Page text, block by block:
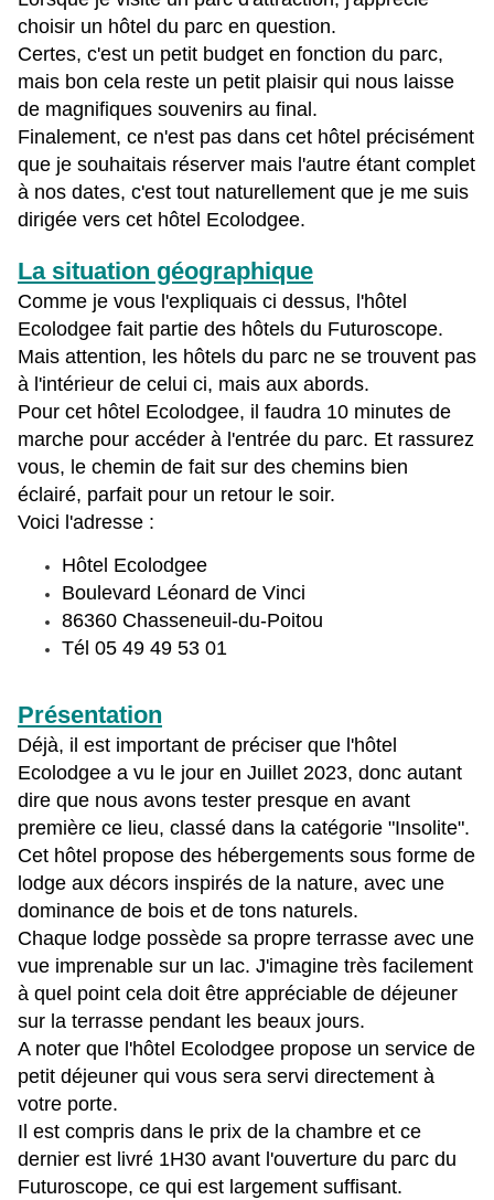
choisir un hôtel du parc en question.
Certes, c'est un petit budget en fonction du parc,
mais bon cela reste un petit plaisir qui nous laisse
de magnifiques souvenirs au final.
Finalement, ce n'est pas dans cet hôtel précisément
que je souhaitais réserver mais l'autre étant complet
à nos dates, c'est tout naturellement que je me suis
dirigée vers cet hôtel Ecolodgee.
La situation géographique
Comme je vous l'expliquais ci dessus, l'hôtel
Ecolodgee fait partie des hôtels du Futuroscope.
Mais attention, les hôtels du parc ne se trouvent pas
à l'intérieur de celui ci, mais aux abords.
Pour cet hôtel Ecolodgee, il faudra 10 minutes de
marche pour accéder à l'entrée du parc. Et rassurez
vous, le chemin de fait sur des chemins bien
éclairé, parfait pour un retour le soir.
Voici l'adresse :
Hôtel Ecolodgee
Boulevard Léonard de Vinci
86360 Chasseneuil-du-Poitou
Tél 05 49 49 53 01
Présentation
Déjà, il est important de préciser que l'hôtel
Ecolodgee a vu le jour en Juillet 2023, donc autant
dire que nous avons tester presque en avant
première ce lieu, classé dans la catégorie "Insolite".
Cet hôtel propose des hébergements sous forme de
lodge aux décors inspirés de la nature, avec une
dominance de bois et de tons naturels.
Chaque lodge possède sa propre terrasse avec une
vue imprenable sur un lac. J'imagine très facilement
à quel point cela doit être appréciable de déjeuner
sur la terrasse pendant les beaux jours.
A noter que l'hôtel Ecolodgee propose un service de
petit déjeuner qui vous sera servi directement à
votre porte.
Il est compris dans le prix de la chambre et ce
dernier est livré 1H30 avant l'ouverture du parc du
Futuroscope, ce qui est largement suffisant.